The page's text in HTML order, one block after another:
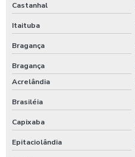
Castanhal
Itaituba
Bragança
Bragança
Acrelândia
Brasiléia
Capixaba
Epitaciolândia